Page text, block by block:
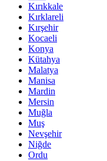
Kırıkkale
Kırklareli
Kırşehir
Kocaeli
Konya
Kütahya
Malatya
Manisa
Mardin
Mersin
Muğla
Muş
Nevşehir
Niğde
Ordu